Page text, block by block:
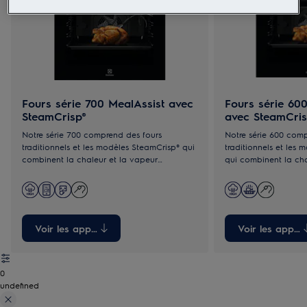
Fours série 700 MealAssist avec
SteamCrisp®
Notre série 700 comprend des fours
traditionnels et les modèles SteamCrisp® qui
combinent la chaleur et la vapeur
croustillants. Tous les modèles offrent des
conseils intelligents pour des cuissons
Voir les appareils
Fours série
avec
Notre série 600
traditionnels et les
qui combinent la
et croustillants.
d’une sonde de
Voir les
0
undefined